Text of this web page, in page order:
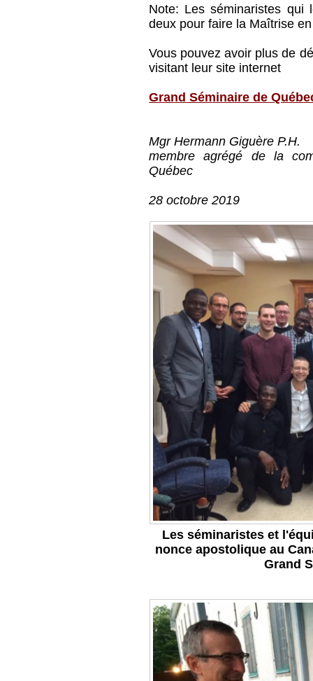
Note: Les séminaristes qui
deux pour faire la Maîtrise
Vous pouvez avoir plus de
visitant leur site internet
Grand Séminaire de
Mgr Hermann Giguère P.H.
membre agrégé de la
Québec
28 octobre 2019
Les séminaristes et
nonce apostolique au
Grand